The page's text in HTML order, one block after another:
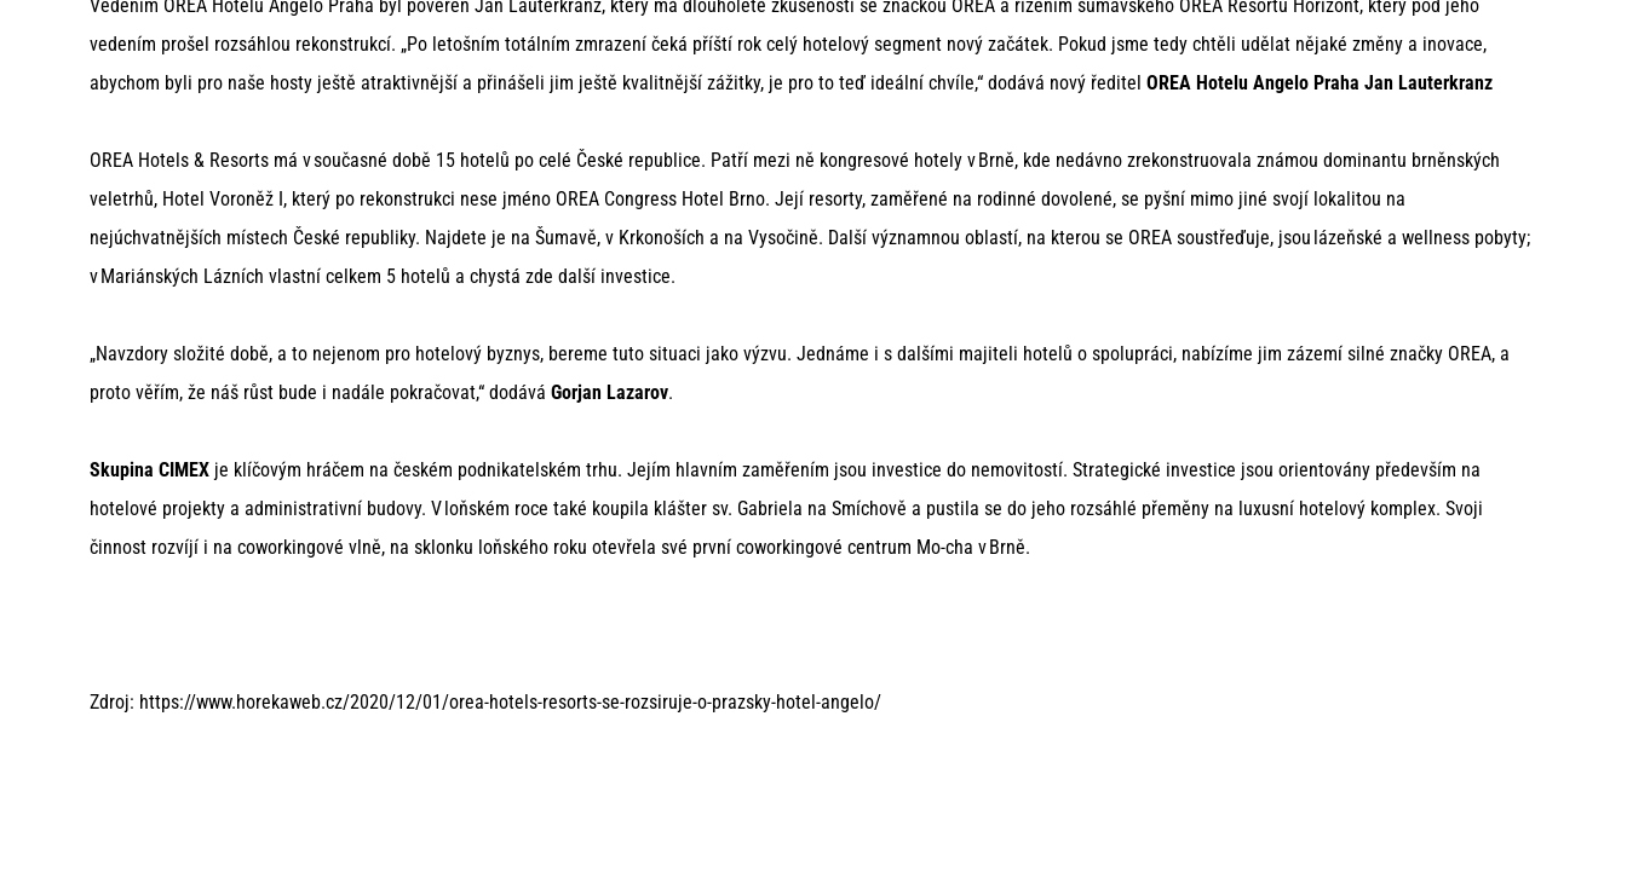
Vedením OREA Hotelu Angelo Praha byl pověřen Jan Lauterkranz, který má dlouholeté zkušenosti se značkou OREA a řízením šumavského OREA Resortu Horizont, který pod jeho
vedením prošel rozsáhlou rekonstrukcí. „Po letošním totálním zmrazení čeká příští rok celý hotelový segment nový začátek. Pokud jsme tedy chtěli udělat nějaké změny a inovace,
abychom byli pro naše hosty ještě atraktivnější a přinášeli jim ještě kvalitnější zážitky, je pro to teď ideální chvíle,“ dodává nový ředitel OREA Hotelu Angelo Praha Jan Lauterkranz
OREA Hotels & Resorts má v současné době 15 hotelů po celé České republice. Patří mezi ně kongresové hotely v Brně, kde nedávno zrekonstruovala známou dominantu brněnských
veletrhů, Hotel Voroněž I, který po rekonstrukci nese jméno OREA Congress Hotel Brno. Její resorty, zaměřené na rodinné dovolené, se pyšní mimo jiné svojí lokalitou na
nejúchvatnějších místech České republiky. Najdete je na Šumavě, v Krkonoších a na Vysočině. Další významnou oblastí, na kterou se OREA soustřeďuje, jsou lázeňské a wellness pobyty;
v Mariánských Lázních vlastní celkem 5 hotelů a chystá zde další investice.
„Navzdory složité době, a to nejenom pro hotelový byznys, bereme tuto situaci jako výzvu. Jednáme i s dalšími majiteli hotelů o spolupráci, nabízíme jim zázemí silné značky OREA, a
proto věřím, že náš růst bude i nadále pokračovat,“ dodává Gorjan Lazarov.
Skupina CIMEX je klíčovým hráčem na českém podnikatelském trhu. Jejím hlavním zaměřením jsou investice do nemovitostí. Strategické investice jsou orientovány především na
hotelové projekty a administrativní budovy. V loňském roce také koupila klášter sv. Gabriela na Smíchově a pustila se do jeho rozsáhlé přeměny na luxusní hotelový komplex. Svoji
činnost rozvíjí i na coworkingové vlně, na sklonku loňského roku otevřela své první coworkingové centrum Mo-cha v Brně.
Zdroj: https://www.horekaweb.cz/2020/12/01/orea-hotels-resorts-se-rozsiruje-o-prazsky-hotel-angelo/